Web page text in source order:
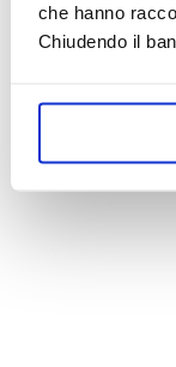
che hanno
Chiudendo il